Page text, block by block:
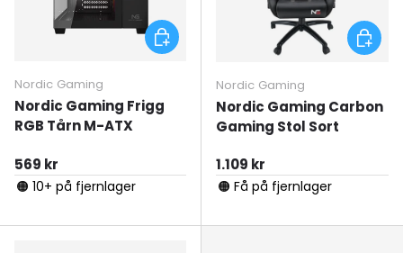
Nordic Gaming
Nordic Gaming Frigg
RGB Tårn M-ATX
Normal pris
569 kr
🟠 10+ på fjernlager
Tilføj til kurv
Nordic Gaming
Nordic Gaming Carbon
Gaming Stol Sort
Normal pris
1.109 kr
🟠 Få på fjernlager
Tilføj